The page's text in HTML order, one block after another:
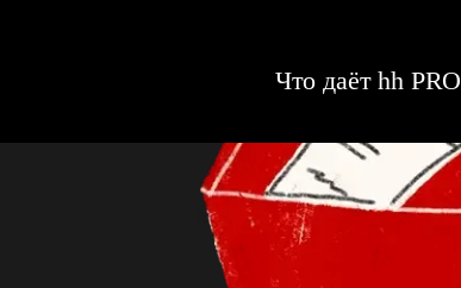
Что даёт hh PRO